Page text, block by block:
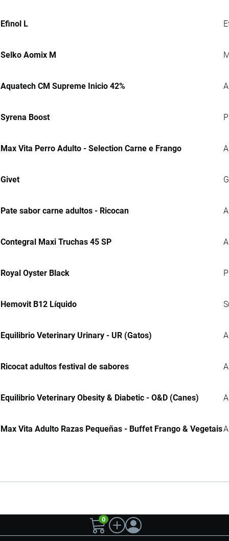
Efinol L
Selko Aomix M
Aquatech CM Supreme Inicio 42%
Syrena Boost
Max Vita Perro Adulto - Selection Carne e Frango
Givet
Pate sabor carne adultos - Ricocan
Contegral Maxi Truchas 45 SP
Royal Oyster Black
Hemovit B12 Líquido
Equilibrio Veterinary Urinary - UR (Gatos)
Ricocat adultos festival de sabores
Equilibrio Veterinary Obesity & Diabetic - O&D (Canes)
Max Vita Adulto Razas Pequeñas - Buffet Frango & Vegetais
0